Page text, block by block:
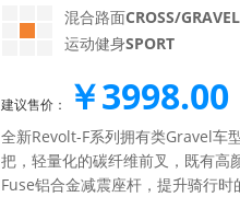
混合路面CROSS/GRAVEL
运动健身SPORT
建议售价： ￥3998.00
全新Revolt-F系列拥有类Gravel车
把，轻量化的碳纤维前叉，既有高
Fuse铝合金减震座杆，提升骑行